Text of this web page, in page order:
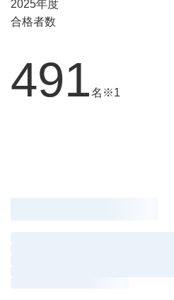
2025年度
合格者数
491名 ※1